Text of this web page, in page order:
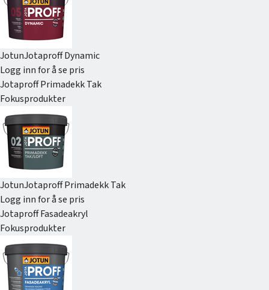
JotunJotaproff Dynamic
Logg inn for å se pris
Jotaproff Primadekk Tak
Fokusprodukter
JotunJotaproff Primadekk Tak
Logg inn for å se pris
Jotaproff Fasadeakryl
Fokusprodukter